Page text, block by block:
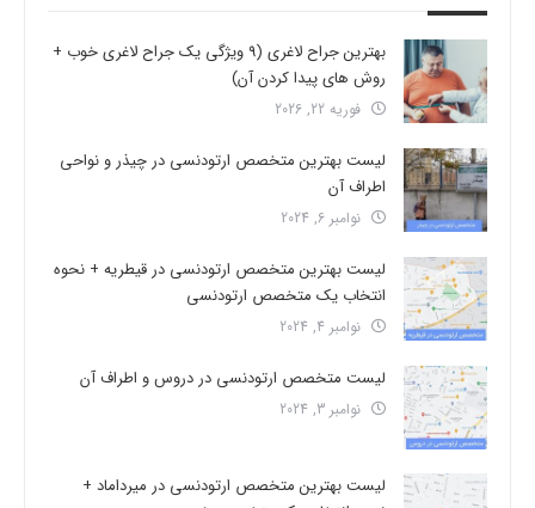
بهترین جراح لاغری (9 ویژگی یک جراح لاغری خوب +
روش های پیدا کردن آن)
فوریه 22, 2026
لیست بهترین متخصص ارتودنسی در چیذر و نواحی
اطراف آن
نوامبر 6, 2024
لیست بهترین متخصص ارتودنسی در قیطریه + نحوه
انتخاب یک متخصص ارتودنسی
نوامبر 4, 2024
لیست متخصص ارتودنسی در دروس و اطراف آن
نوامبر 3, 2024
لیست بهترین متخصص ارتودنسی در میرداماد +